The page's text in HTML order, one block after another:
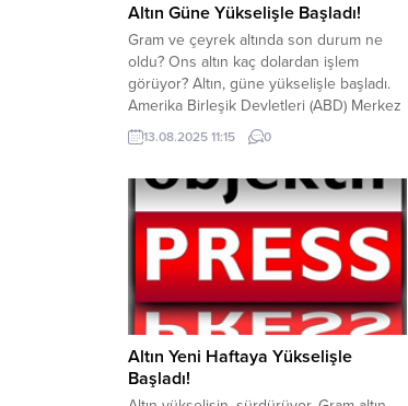
Altın Güne Yükselişle Başladı!
Gram ve çeyrek altında son durum ne
oldu? Ons altın kaç dolardan işlem
görüyor? Altın, güne yükselişle başladı.
Amerika Birleşik Devletleri (ABD) Merkez
Bankası Fed’in, eylül ayında faiz indirimi
beklentileri altının yukarı yönlü hareket
altın fiyatları; Saat 10.55 itibariyle, gram
altın 4.400 TL, çeyrek altın...
13.08.2025 11:15 0
Altın Yeni Haftaya Yükselişle
Başladı!